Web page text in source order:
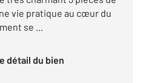
vie pratique au cœur du
se ...
détail du bien